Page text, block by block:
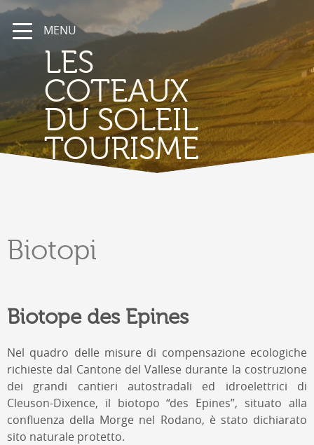
MENU
LES
COTEAUX
DU SOLEIL
TOURISME
Biotopi
Biotope des Epines
Nel quadro delle misure di compensazione ecologiche
richieste dal Cantone del Vallese durante la costruzione
dei grandi cantieri autostradali ed idroelettrici di
Cleuson-Dixence, il biotopo “des Epines”, situato alla
confluenza della Morge nel Rodano, è stato dichiarato
sito naturale protetto.